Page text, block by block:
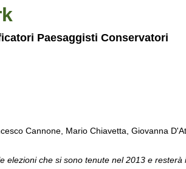
Paesaggisti Conservatori
Cannone, Mario Chiavetta, Giovanna
elezioni che si sono tenute nel 2013 e